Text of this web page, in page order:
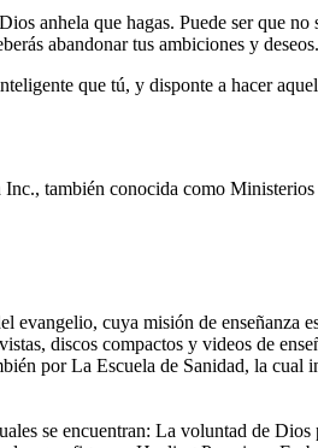
anhela que hagas. Puede ser que
abandonar tus ambiciones y
que tú, y disponte a hacer
también conocida como
evangelio, cuya misión de
discos compactos y videos de
por La Escuela de Sanidad, la
se encuentran: La voluntad de